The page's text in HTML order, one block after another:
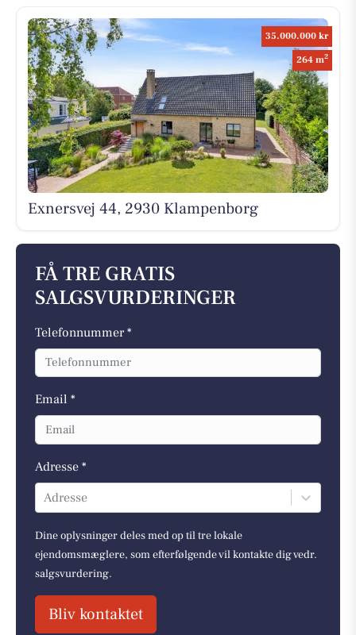
35.000.000 kr
264 m2
Exnersvej 44, 2930 Klampenborg
FÅ TRE GRATIS
SALGSVURDERINGER
Telefonnummer *
Email *
Adresse *
Adresse
Dine oplysninger deles med op til tre lokale
ejendomsmæglere, som efterfølgende vil kontakte dig vedr.
salgsvurdering.
Bliv kontaktet